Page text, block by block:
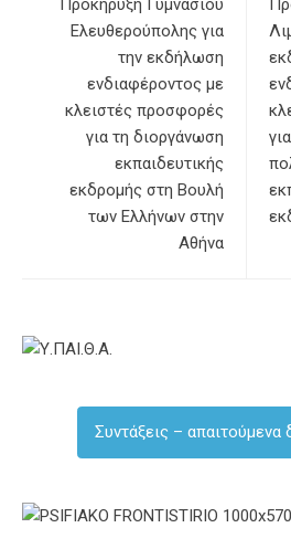
Προκήρυξη Γυμνασίου
Ελευθερούπολης για
την εκδήλωση
ενδιαφέροντος με
κλειστές προσφορές
για τη διοργάνωση
εκπαιδευτικής
εκδρομής στη Βουλή
των Ελλήνων στην
Αθήνα
Συντάξεις – απαιτούμενα